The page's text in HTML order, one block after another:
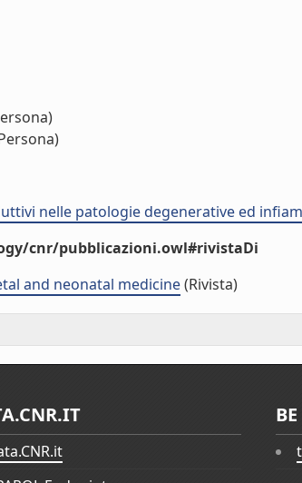
nelle patologie degenerative ed
cnr/pubblicazioni.owl#rivistaDi
and neonatal medicine(Rivista)